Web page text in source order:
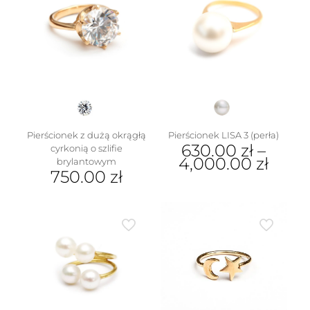
Pierścionek z dużą okrągłą
cyrkonią o szlifie
brylantowym
750.00 zł
wariantów.
Opcje
można
wybrać
Pierścionek LISA 3 (perła)
630.00 zł –
4,000.00 zł
wariantów.
można
wybrać